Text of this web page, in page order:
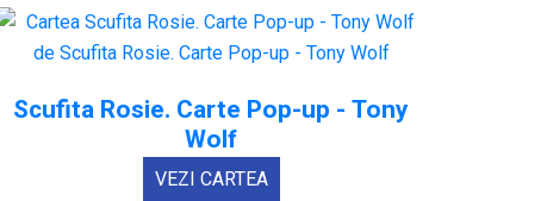
Scufita Rosie. Carte Pop-up - Tony
Wolf
VEZI CARTEA